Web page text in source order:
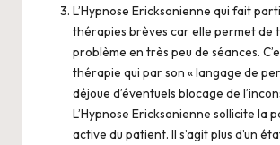
L’Hypnose Ericksonienne qui fait
thérapies brèves car elle permet de
problème en très peu de séances.
thérapie qui par son « langage de
déjoue d’éventuels blocage de
L’Hypnose Ericksonienne sollicite la
active du patient. Il s’agit plus d’un